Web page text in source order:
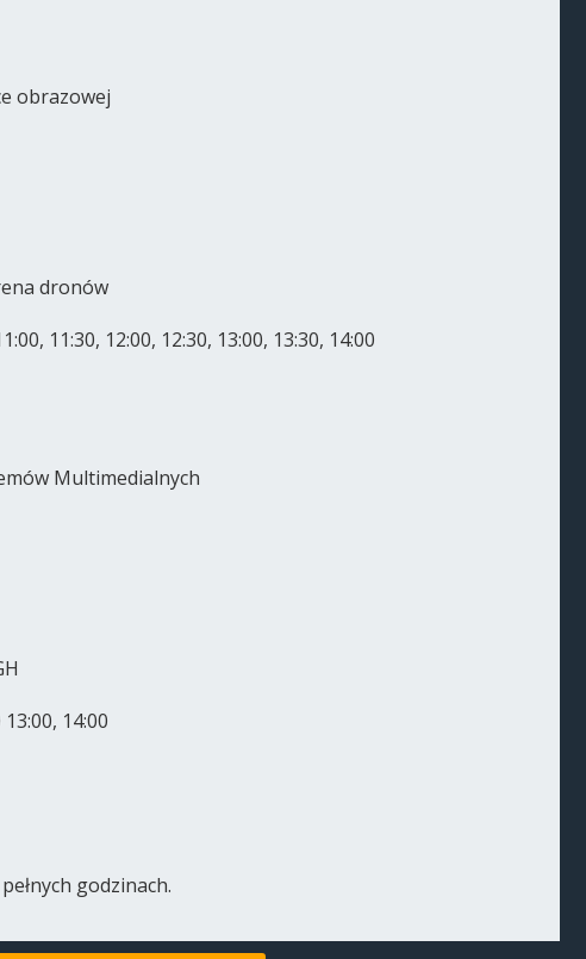
obrazowej
dronów
11:30, 12:00, 12:30, 13:00, 13:30, 14:00
Multimedialnych
14:00
godzinach.